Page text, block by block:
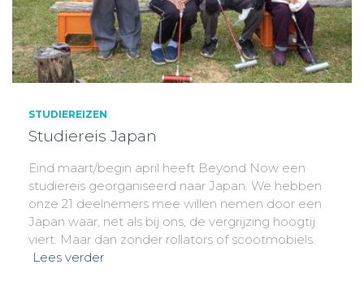
STUDIEREIZEN
Studiereis Japan
Eind maart/begin april heeft Beyond Now een
studiereis georganiseerd naar Japan. We hebben
onze 21 deelnemers mee willen nemen door een
Japan waar, net als bij ons, de vergrijzing hoogtij
viert. Maar dan zonder rollators of scootmobiels.
Lees verder